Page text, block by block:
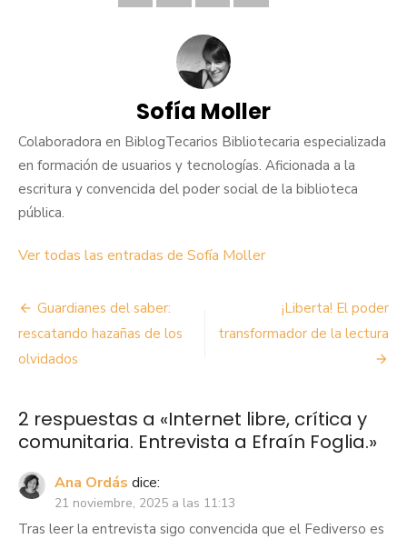
Sofía Moller
Colaboradora en BiblogTecarios Bibliotecaria especializada
en formación de usuarios y tecnologías. Aficionada a la
escritura y convencida del poder social de la biblioteca
pública.
Ver todas las entradas de Sofía Moller
Navegación
de
entradas
Guardianes del saber:
rescatando hazañas de los
olvidados
¡Liberta! El poder
transformador de la lectura
2 respuestas a «Internet libre, crítica y
comunitaria. Entrevista a Efraín Foglia.»
Ana Ordás dice:
21 noviembre, 2025 a las 11:13
Tras leer la entrevista sigo convencida que el Fediverso es